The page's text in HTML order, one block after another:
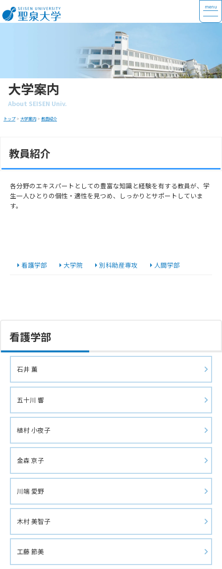
大学案内
About SEISEN Univ.
トップ > 大学案内 > 教員紹介
教員紹介
各分野のエキスパートとしての豊富な知識と経験を有する教員が、学
生一人ひとりの個性・適性を見つめ、しっかりとサポートしていま
す。
看護学部 大学院 別科助産専攻 人間学部
看護学部
石井 薫
五十川 響
植村 小夜子
金森 京子
川端 愛野
木村 美智子
工藤 節美